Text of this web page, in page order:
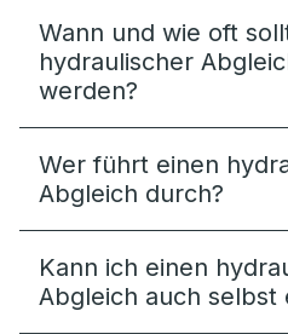
Wann und wie oft
hydraulischer
werden?
Wer führt einen
Abgleich durch?
Kann ich einen
Abgleich auch selbst